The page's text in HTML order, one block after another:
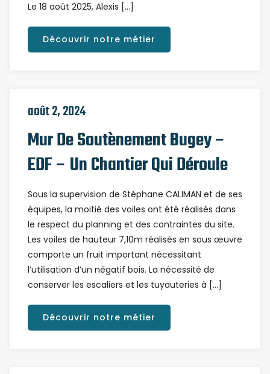
Le 18 août 2025, Alexis […]
Découvrir notre métier
août 2, 2024
Mur De Soutènement Bugey –
EDF – Un Chantier Qui Déroule
Sous la supervision de Stéphane CALIMAN et de ses
équipes, la moitié des voiles ont été réalisés dans
le respect du planning et des contraintes du site.
Les voiles de hauteur 7,10m réalisés en sous œuvre
comporte un fruit important nécessitant
l’utilisation d’un négatif bois. La nécessité de
conserver les escaliers et les tuyauteries à […]
Découvrir notre métier